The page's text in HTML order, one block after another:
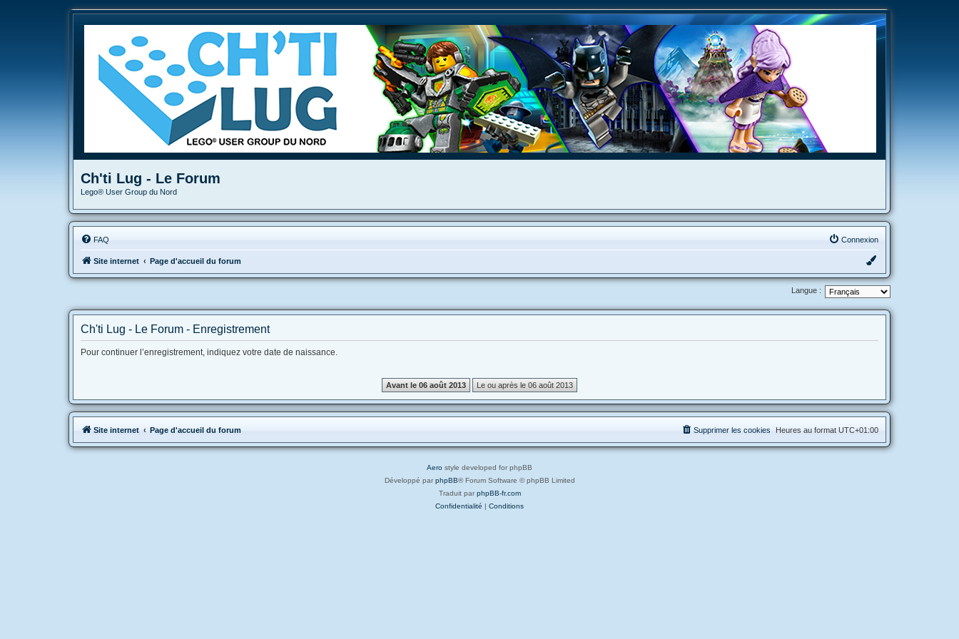
Ch'ti Lug - Le Forum
Lego® User Group du Nord
FAQ Connexion
Site internet Page d'accueil du forum
Langue :
Ch'ti Lug - Le Forum - Enregistrement
Pour continuer l’enregistrement, indiquez votre date de naissance.
Site internet Page d'accueil du forum Heures au format UTC+01:00
Supprimer les cookies
Aero style developed for phpBB
Développé par phpBB® Forum Software © phpBB Limited
Traduit par phpBB-fr.com
Confidentialité | Conditions